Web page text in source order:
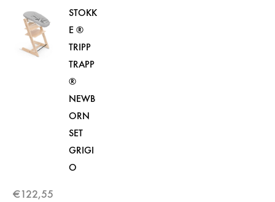
STOKK
E ®
TRIPP
TRAPP
®
NEWB
ORN
SET
GRIGI
O
€122,55